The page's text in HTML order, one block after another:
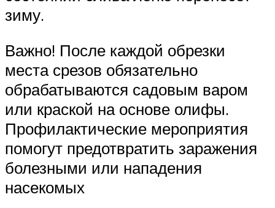
зиму.
Важно! После каждой обрезки
места срезов обязательно
обрабатываются садовым варом
или краской на основе олифы.
Профилактические мероприятия
помогут предотвратить заражения
болезными или нападения
насекомых